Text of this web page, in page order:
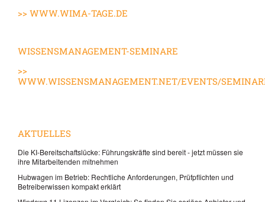
>> WWW.WIMA-TAGE.DE
WISSENSMANAGEMENT-SEMINARE
>>
WWW.WISSENSMANAGEMENT.NET/EVENTS/
AKTUELLES
Die KI-Bereitschaftslücke: Führungskräfte sind bereit - jetzt müssen sie
ihre Mitarbeitenden mitnehmen
Hubwagen im Betrieb: Rechtliche Anforderungen, Prüfpflichten und
Betreiberwissen kompakt erklärt